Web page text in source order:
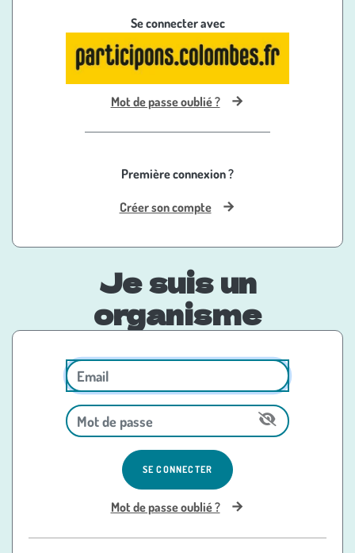
Se connecter avec
Mot de passe oublié ?
Première connexion ?
Créer son compte
Je suis un
organisme
SE CONNECTER
Mot de passe oublié ?